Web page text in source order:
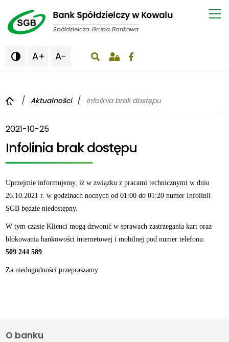
 A+ A-
Aktualności Infolinia brak dostępu
2021-10-25
Infolinia brak dostępu
Uprzejmie informujemy, iż w związku z pracami technicznymi w dniu
26.10.2021 r. w godzinach nocnych od 01:00 do 01:20 numer Infolinii
SGB będzie niedostępny.
W tym czasie Klienci mogą dzwonić w sprawach zastrzegania kart oraz
blokowania bankowości internetowej i mobilnej pod numer telefonu:
509 244 589.
Za niedogodności przepraszamy
O banku